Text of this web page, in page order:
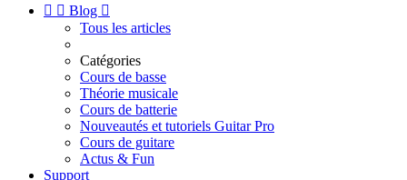
  Blog 
Tous les articles
Catégories
Cours de basse
Théorie musicale
Cours de batterie
Nouveautés et tutoriels Guitar Pro
Cours de guitare
Actus & Fun
Support